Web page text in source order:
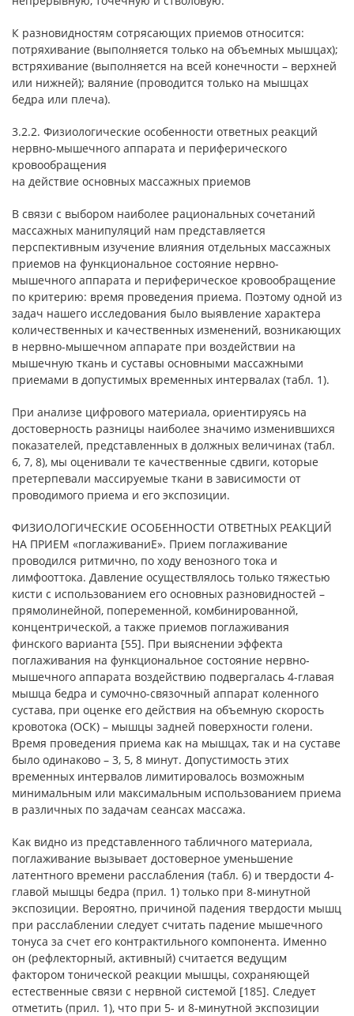
К разновидностям сотрясающих приемов относится:
потряхивание (выполняется только на объемных мышцах);
встряхивание (выполняется на всей конечности – верхней
или нижней); валяние (проводится только на мышцах
бедра или плеча).
3.2.2. Физиологические особенности ответных реакций
нервно-мышечного аппарата и периферического
кровообращения
на действие основных массажных приемов
В связи с выбором наиболее рациональных сочетаний
массажных манипуляций нам представляется
перспективным изучение влияния отдельных массажных
приемов на функциональное состояние нервно-
мышечного аппарата и периферическое кровообращение
по критерию: время проведения приема. Поэтому одной из
задач нашего исследования было выявление характера
количественных и качественных изменений, возникающих
в нервно-мышечном аппарате при воздействии на
мышечную ткань и суставы основными массажными
приемами в допустимых временных интервалах (табл. 1).
При анализе цифрового материала, ориентируясь на
достоверность разницы наиболее значимо изменившихся
показателей, представленных в должных величинах (табл.
6, 7, 8), мы оценивали те качественные сдвиги, которые
претерпевали массируемые ткани в зависимости от
проводимого приема и его экспозиции.
ФИЗИОЛОГИЧЕСКИЕ ОСОБЕННОСТИ ОТВЕТНЫХ РЕАКЦИЙ
НА ПРИЕМ «поглаживаниЕ». Прием поглаживание
проводился ритмично, по ходу венозного тока и
лимфооттока. Давление осуществлялось только тяжестью
кисти с использованием его основных разновидностей –
прямолинейной, попеременной, комбинированной,
концентрической, а также приемов поглаживания
финского варианта [55]. При выяснении эффекта
поглаживания на функциональное состояние нервно-
мышечного аппарата воздействию подвергалась 4-главая
мышца бедра и сумочно-связочный аппарат коленного
сустава, при оценке его действия на объемную скорость
кровотока (ОСК) – мышцы задней поверхности голени.
Время проведения приема как на мышцах, так и на суставе
было одинаково – 3, 5, 8 минут. Допустимость этих
временных интервалов лимитировалось возможным
минимальным или максимальным использованием приема
в различных по задачам сеансах массажа.
Как видно из представленного табличного материала,
поглаживание вызывает достоверное уменьшение
латентного времени расслабления (табл. 6) и твердости 4-
главой мышцы бедра (прил. 1) только при 8-минутной
экспозиции. Вероятно, причиной падения твердости мышц
при расслаблении следует считать падение мышечного
тонуса за счет его контрактильного компонента. Именно
он (рефлекторный, активный) считается ведущим
фактором тонической реакции мышцы, сохраняющей
естественные связи с нервной системой [185]. Следует
отметить (прил. 1), что при 5- и 8-минутной экспозиции